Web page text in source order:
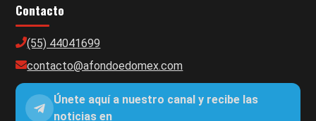
Contacto
(55) 44041699
contacto@afondoedomex.com
Únete aquí a nuestro canal y recibe las
noticias en